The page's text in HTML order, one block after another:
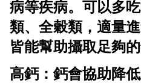
病等疾病。可以多
類、全穀類，適量
皆能幫助攝取足夠的
高鈣：鈣會協助降